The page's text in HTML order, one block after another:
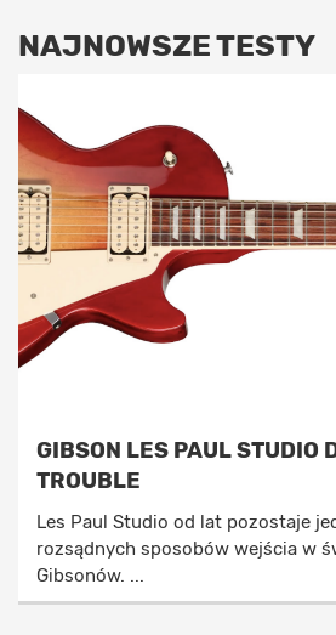
NAJNOWSZE TESTY
GIBSON LES PAUL STUDIO
TROUBLE
Les Paul Studio od lat pozostaje
rozsądnych sposobów wejścia w
Gibsonów. ...